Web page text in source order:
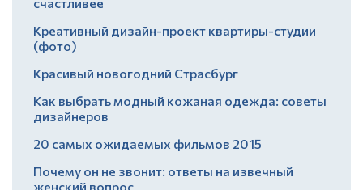
Креативный дизайн-проект квартиры-студии
(фото)
Красивый новогодний Страсбург
Как выбрать модный кожаная одежда: советы
дизайнеров
20 самых ожидаемых фильмов 2015
Почему он не звонит: ответы на извечный
женский вопрос